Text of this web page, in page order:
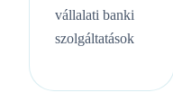
vállalati banki
szolgáltatások